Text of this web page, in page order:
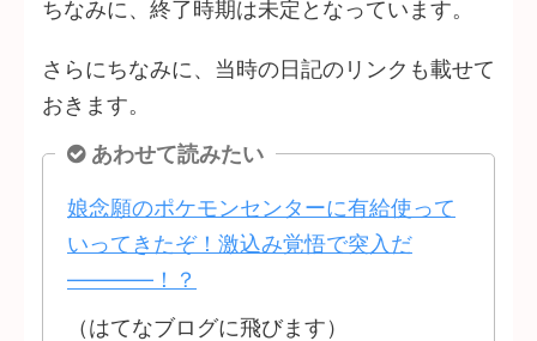
ちなみに、終了時期は未定となっています。
さらにちなみに、当時の日記のリンクも載せて
おきます。
あわせて読みたい
娘念願のポケモンセンターに有給使って
いってきたぞ！激込み覚悟で突入だ
――――！？
（はてなブログに飛びます）